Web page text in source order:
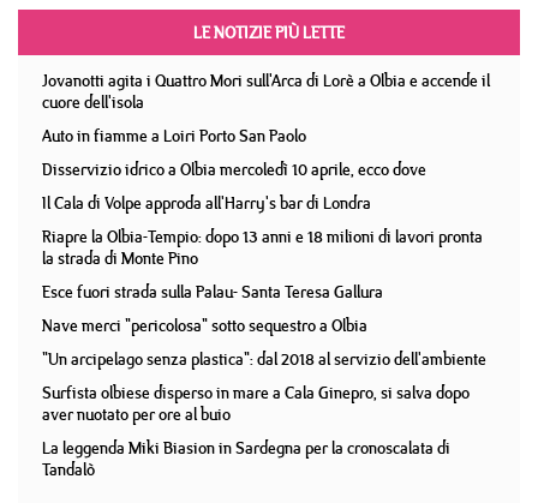
LE NOTIZIE PIÙ LETTE
Jovanotti agita i Quattro Mori sull'Arca di Lorè a Olbia e accende il
cuore dell'isola
Auto in fiamme a Loiri Porto San Paolo
Disservizio idrico a Olbia mercoledì 10 aprile, ecco dove
Il Cala di Volpe approda all'Harry's bar di Londra
Riapre la Olbia-Tempio: dopo 13 anni e 18 milioni di lavori pronta
la strada di Monte Pino
Esce fuori strada sulla Palau- Santa Teresa Gallura
Nave merci "pericolosa" sotto sequestro a Olbia
"Un arcipelago senza plastica": dal 2018 al servizio dell'ambiente
Surfista olbiese disperso in mare a Cala Ginepro, si salva dopo
aver nuotato per ore al buio
La leggenda Miki Biasion in Sardegna per la cronoscalata di
Tandalò